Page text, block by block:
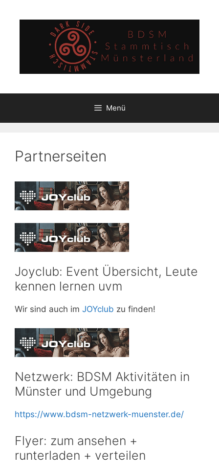
Inhalt
Menü
Partnerseiten
Joyclub: Event Übersicht, Leute
kennen lernen uvm
Wir sind auch im JOYclub zu finden!
Netzwerk: BDSM Aktivitäten in
Münster und Umgebung
https://www.bdsm-netzwerk-muenster.de/
Flyer: zum ansehen +
runterladen + verteilen